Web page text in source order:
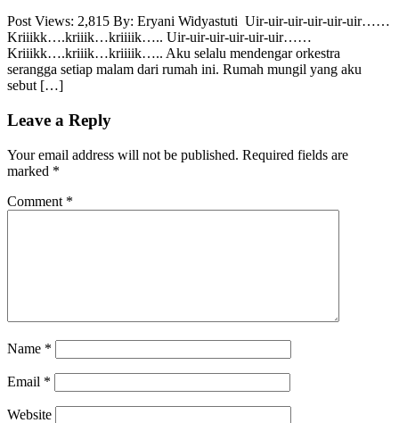
Post Views: 2,815 By: Eryani Widyastuti Uir-uir-uir-uir-uir-uir……
Kriiikk….kriiik…kriiiik….. Uir-uir-uir-uir-uir-uir……
Kriiikk….kriiik…kriiiik….. Aku selalu mendengar orkestra
serangga setiap malam dari rumah ini. Rumah mungil yang aku
sebut […]
Leave a Reply
Your email address will not be published. Required fields are
marked *
Comment *
Name *
Email *
Website